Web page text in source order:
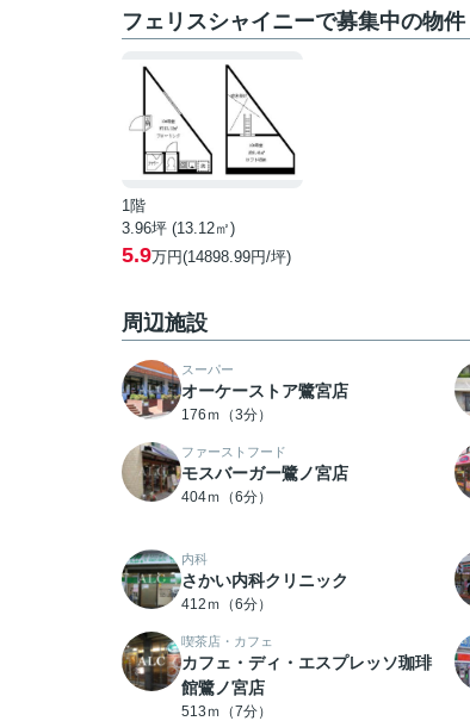
フェリスシャイニーで募集中の物件
1階
3.96坪 (13.12㎡)
5.9万円(14898.99円/坪)
周辺施設
スーパー
オーケーストア鷺宮店
176ｍ（3分）
ファーストフード
モスバーガー鷺ノ宮店
404ｍ（6分）
内科
さかい内科クリニック
412ｍ（6分）
喫茶店・カフェ
カフェ・ディ・エスプレッソ珈琲
館鷺ノ宮店
513ｍ（7分）